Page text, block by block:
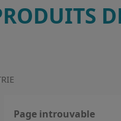
Page introuvable